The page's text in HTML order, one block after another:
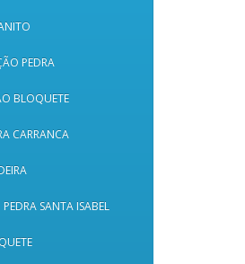
PEDRA
BLOQUETE
CARRANCA
PEDRA SANTA ISABEL